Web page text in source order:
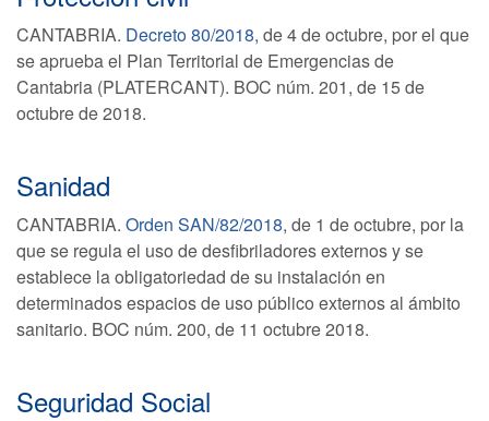
CANTABRIA. Decreto 80/2018, de 4 de octubre, por el que
se aprueba el Plan Territorial de Emergencias de
Cantabria (PLATERCANT). BOC núm. 201, de 15 de
octubre de 2018.
Sanidad
CANTABRIA. Orden SAN/82/2018, de 1 de octubre, por la
que se regula el uso de desfibriladores externos y se
establece la obligatoriedad de su instalación en
determinados espacios de uso público externos al ámbito
sanitario. BOC núm. 200, de 11 octubre 2018.
Seguridad Social